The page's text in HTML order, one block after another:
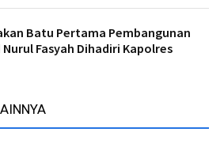
Batu Pertama Pembangunan
Nurul Fasyah Dihadiri Kapolres